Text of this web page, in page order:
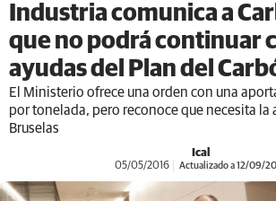
Industria comunica a
que no podrá continuar
ayudas del Plan del
El Ministerio ofrece una orden con una
por tonelada, pero reconoce que necesita la
Bruselas
Ical
05/05/2016 Actualizado a 12/09/